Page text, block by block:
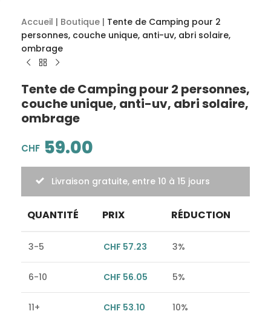
Accueil | Boutique | Tente de Camping pour 2
personnes, couche unique, anti-uv, abri solaire,
ombrage
Tente de Camping pour 2 personnes,
couche unique, anti-uv, abri solaire,
ombrage
CHF 59.00
Livraison gratuite, entre 10 à 15 jours
QUANTITÉ PRIX RÉDUCTION
3-5 CHF 57.23 3%
6-10 CHF 56.05 5%
11+ CHF 53.10 10%